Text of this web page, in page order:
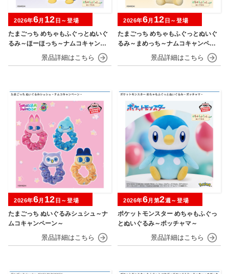
たまごっち めちゃもふぐっとぬいぐ
るみ～ほーほっち～ナムコキャンペ
2026年6月 12 日～登場
たまごっち めちゃもふぐっとぬいぐ
るみ～まめっち～ナムコキャンペー
2026年6月 12 日～登場
たまごっち ぬいぐるみシュシュ～ナ
ムコキャンペーン～
2026年6月 12 日～登場
ポケットモンスター めちゃもふぐっ
とぬいぐるみ～ポッチャマ～
2026年6月第2週～登場